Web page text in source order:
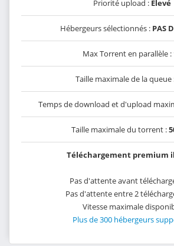
Priorité upload : Élevé
Hébergeurs sélectionnés : PAS
Max Torrent en parallèle :
Taille maximale de la queue
Temps de download et d'upload
Taille maximale du torrent :
Téléchargement premium
Pas d'attente avant
Pas d'attente entre 2
Vitesse maximale
Plus de 300 hébergeurs